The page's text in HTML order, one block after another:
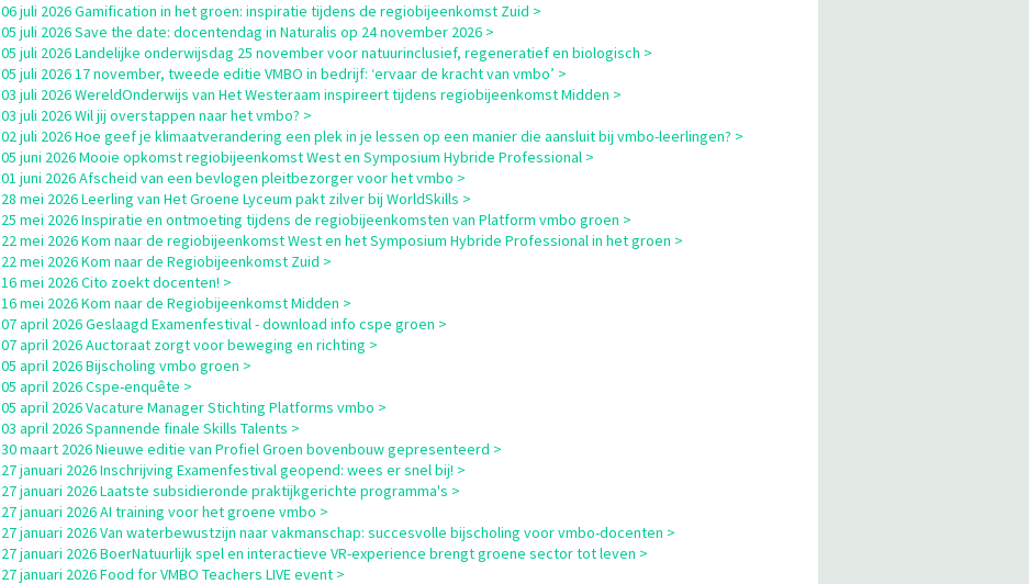
06 juli 2026 Gamification in het groen: inspiratie tijdens de regiobijeenkomst Zuid >
05 juli 2026 Save the date: docentendag in Naturalis op 24 november 2026 >
05 juli 2026 Landelijke onderwijsdag 25 november voor natuurinclusief, regeneratief en biologisch >
05 juli 2026 17 november, tweede editie VMBO in bedrijf: ‘ervaar de kracht van vmbo’ >
03 juli 2026 WereldOnderwijs van Het Westeraam inspireert tijdens regiobijeenkomst Midden >
03 juli 2026 Wil jij overstappen naar het vmbo? >
02 juli 2026 Hoe geef je klimaatverandering een plek in je lessen op een manier die aansluit bij vmbo-leerlingen? >
05 juni 2026 Mooie opkomst regiobijeenkomst West en Symposium Hybride Professional >
01 juni 2026 Afscheid van een bevlogen pleitbezorger voor het vmbo >
28 mei 2026 Leerling van Het Groene Lyceum pakt zilver bij WorldSkills >
25 mei 2026 Inspiratie en ontmoeting tijdens de regiobijeenkomsten van Platform vmbo groen >
22 mei 2026 Kom naar de regiobijeenkomst West en het Symposium Hybride Professional in het groen >
22 mei 2026 Kom naar de Regiobijeenkomst Zuid >
16 mei 2026 Cito zoekt docenten! >
16 mei 2026 Kom naar de Regiobijeenkomst Midden >
07 april 2026 Geslaagd Examenfestival - download info cspe groen >
07 april 2026 Auctoraat zorgt voor beweging en richting >
05 april 2026 Bijscholing vmbo groen >
05 april 2026 Cspe-enquête >
05 april 2026 Vacature Manager Stichting Platforms vmbo >
03 april 2026 Spannende finale Skills Talents >
30 maart 2026 Nieuwe editie van Profiel Groen bovenbouw gepresenteerd >
27 januari 2026 Inschrijving Examenfestival geopend: wees er snel bij! >
27 januari 2026 Laatste subsidieronde praktijkgerichte programma's >
27 januari 2026 AI training voor het groene vmbo >
27 januari 2026 Van waterbewustzijn naar vakmanschap: succesvolle bijscholing voor vmbo-docenten >
27 januari 2026 BoerNatuurlijk spel en interactieve VR-experience brengt groene sector tot leven >
27 januari 2026 Food for VMBO Teachers LIVE event >